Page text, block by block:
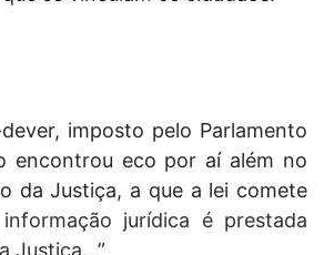
imposto pelo Parlamento
encontrou eco por aí além no
da Justiça, a que a lei comete
jurídica é prestada